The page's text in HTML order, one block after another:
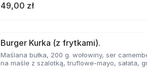
49,00 zł
Burger Kurka (z frytkami).
Maślana bułka, 200 g. wołowiny, ser
na maśle z szalotką, truflowe-mayo, sałata,